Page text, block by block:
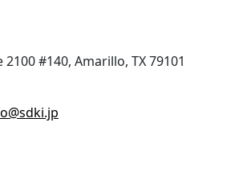
2100 #140, Amarillo, TX 79101